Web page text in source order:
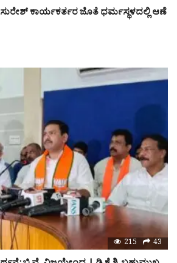
ಕಾರ್ಯಕರ್ತರ ಜೊತೆ ಧರ್ಮಸ್ಥಳದಲ್ಲಿ ಆಣೆ
215 43